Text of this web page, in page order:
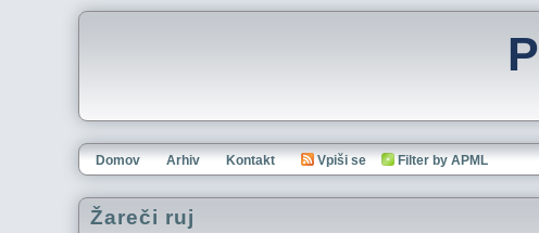
Domov Arhiv Kontakt Vpiši se Filter by APML
Žareči ruj